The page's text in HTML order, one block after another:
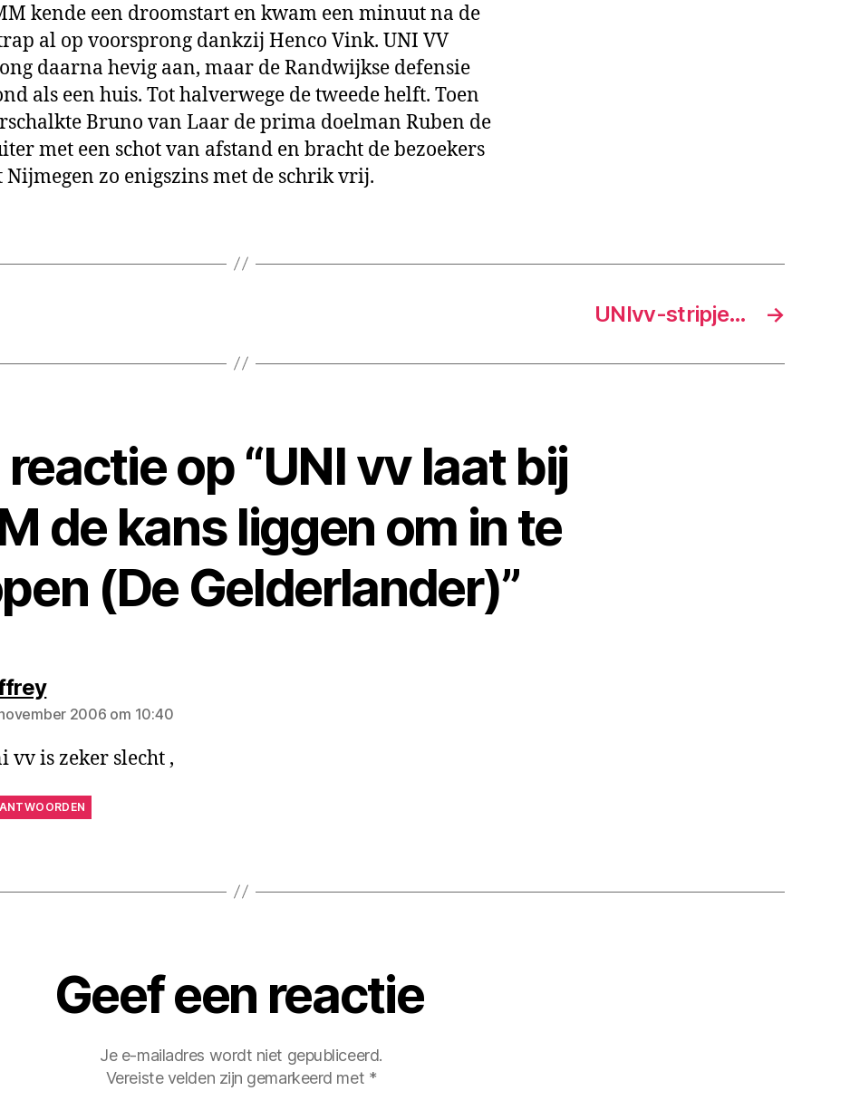
kende een droomstart en kwam een minuut na de
al op voorsprong dankzij Henco Vink. UNI VV
daarna he­vig aan, maar de Randwijkse de­fensie
als een huis. Tot hal­verwege de tweede helft. Toen
Bruno van Laar de prima doelman Ruben de
met een schot van afstand en bracht de bezoekers
Nijme­gen zo enigszins met de schrik vrij.
→
UNIvv-stripje…
reactie op “UNI vv laat bij
de kans liggen om in te
(De Gelderlander)”
zegt:
2006 om 10:40
vv is zeker slecht ,
Geef een reactie
Je e-mailadres wordt niet gepubliceerd.
Vereiste velden zijn gemarkeerd met *